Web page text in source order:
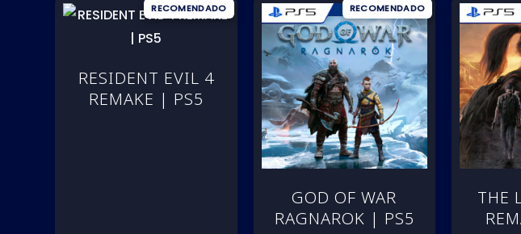
RESIDENT EVIL 4
REMAKE | PS5
GOD OF WAR
RAGNAROK | PS5
THE